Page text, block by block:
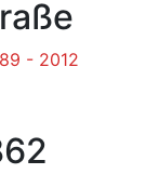
- 2012